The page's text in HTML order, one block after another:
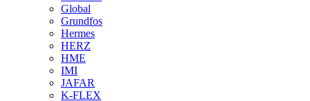
Global
Grundfos
Hermes
HERZ
HME
IMI
JAFAR
K-FLEX